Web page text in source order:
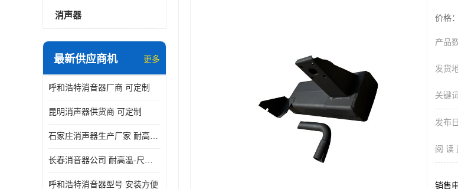
消声器
最新供应商机 更多
呼和浩特消音器厂商 可定制
昆明消声器供货商 可定制
石家庄消声器生产厂家 耐高温-尺寸可定制
长春消音器公司 耐高温-尺寸可定制
呼和浩特消音器型号 安装方便
价格：
产品
发货
关键词
发布
阅 读
销售